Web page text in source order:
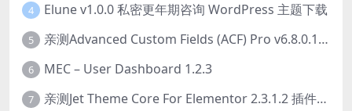
4 Elune v1.0.0 私密更年期咨询 WordPress 主题下载
5 亲测Advanced Custom Fields (ACF) Pro v6.8.0.1 + Advanced Custom Fields: Extended PRO v0.9.2.3 | 网站开发自定义字段插件下载
6 MEC – User Dashboard 1.2.3
7 亲测Jet Theme Core For Elementor 2.3.1.2 插件下载